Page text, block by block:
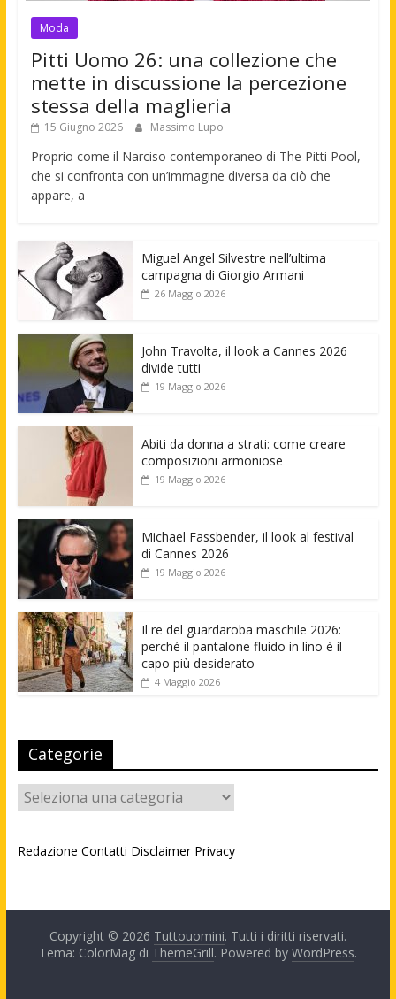
Moda
Pitti Uomo 26: una collezione che
mette in discussione la percezione
stessa della maglieria
15 Giugno 2026 Massimo Lupo
Proprio come il Narciso contemporaneo di The Pitti Pool,
che si confronta con un’immagine diversa da ciò che
appare, a
Miguel Angel Silvestre nell’ultima
campagna di Giorgio Armani
26 Maggio 2026
John Travolta, il look a Cannes 2026
divide tutti
19 Maggio 2026
Abiti da donna a strati: come creare
composizioni armoniose
19 Maggio 2026
Michael Fassbender, il look al festival
di Cannes 2026
19 Maggio 2026
Il re del guardaroba maschile 2026:
perché il pantalone fluido in lino è il
capo più desiderato
4 Maggio 2026
Categorie
Categorie
Redazione Contatti Disclaimer Privacy
Copyright © 2026 Tuttouomini. Tutti i diritti riservati.
Tema: ColorMag di ThemeGrill. Powered by WordPress.